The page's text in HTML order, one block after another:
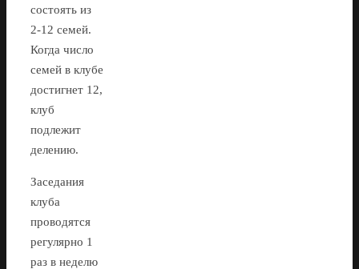
состоять из
2-12 семей.
Когда число
семей в клубе
достигнет 12,
клуб
подлежит
делению.
Заседания
клуба
проводятся
регулярно 1
раз в неделю